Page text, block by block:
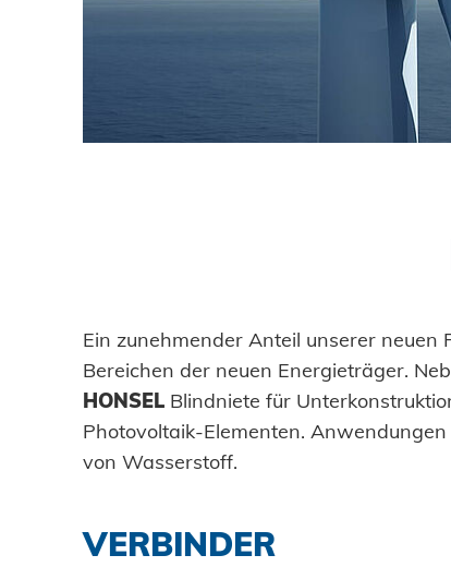
KARRIERE
Impressum
Ein zunehmender Anteil unserer neuen
Bereichen der neuen Energieträger.
HONSEL Blindniete für
Photovoltaik-Elementen.
von Wasserstoff.
VERBINDER